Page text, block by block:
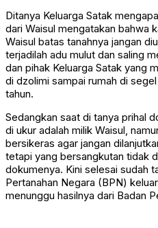
Ditanya Keluarga Satak
dari Waisul mengatakan bahwa
Waisul batas tanahnya jangan
terjadilah adu mulut dan saling
dan pihak Keluarga Satak yang
di dzolimi sampai rumah di
tahun.
Sedangkan saat di tanya prihal
di ukur adalah milik Waisul,
bersikeras agar jangan
tetapi yang bersangkutan tidak
dokumenya. Kini selesai sudah
Pertanahan Negara (BPN)
menunggu hasilnya dari Badan